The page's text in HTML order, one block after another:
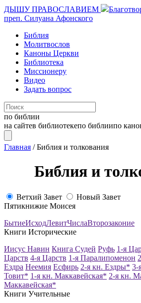
ДЫШУ ПРАВОСЛАВИЕМ
преп. Силуана Афонского
Библия
Молитвослов
Каноны Церкви
Библиотека
Миссионеру
Видео
Задать вопрос
по библии
на сайтев библиотекепо библиипо
Главная /Библия и толкования
Библия и
Ветхий Завет
Новый Завет
Пятикнижие Моисея
БытиеИсходЛевитЧислаВторозаконие
Книги Исторические
Иисус Навин Книга Судей Руфь 1-я
Царств 4-я Царств 1-я Паралипоменон
Ездра Неемия Есфирь 2-я кн. Ездры* 3-
Товит* 1-я кн. Маккавейская* 2-я кн.
Маккавейская*
Книги Учительные